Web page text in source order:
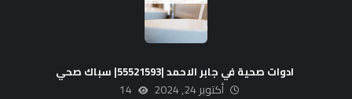
ادوات صحية في جابر الاحمد |55521593| سباك صحي
أكتوبر 24, 2024 14